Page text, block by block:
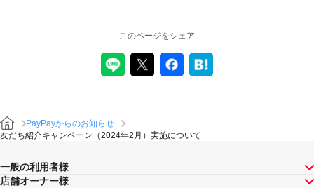
このページをシェア
PayPayからのお知らせ
友だち紹介キャンペーン（2024年2月）実施について
一般の利用者様
店舗オーナー様